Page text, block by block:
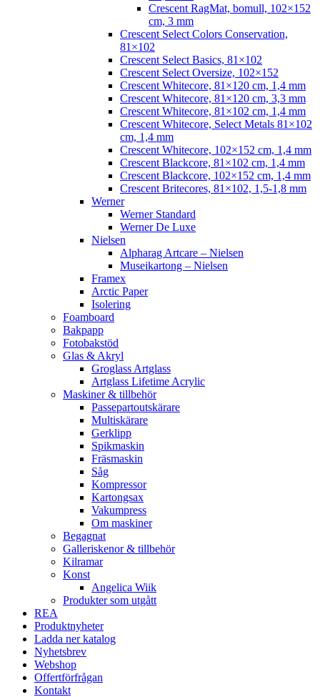
Crescent RagMat, bomull, 102×152
cm, 3 mm
Crescent Select Colors Conservation,
81×102
Crescent Select Basics, 81×102
Crescent Select Oversize, 102×152
Crescent Whitecore, 81×120 cm, 1,4 mm
Crescent Whitecore, 81×120 cm, 3,3 mm
Crescent Whitecore, 81×102 cm, 1,4 mm
Crescent Whitecore, Select Metals 81×102
cm, 1,4 mm
Crescent Whitecore, 102×152 cm, 1,4 mm
Crescent Blackcore, 81×102 cm, 1,4 mm
Crescent Blackcore, 102×152 cm, 1,4 mm
Crescent Britecores, 81×102, 1,5-1,8 mm
Werner
Werner Standard
Werner De Luxe
Nielsen
Alpharag Artcare – Nielsen
Museikartong – Nielsen
Framex
Arctic Paper
Isolering
Foamboard
Bakpapp
Fotobakstöd
Glas & Akryl
Groglass Artglass
Artglass Lifetime Acrylic
Maskiner & tillbehör
Passepartoutskärare
Multiskärare
Gerklipp
Spikmaskin
Fräsmaskin
Såg
Kompressor
Kartongsax
Vakumpress
Om maskiner
Begagnat
Galleriskenor & tillbehör
Kilramar
Konst
Angelica Wiik
Produkter som utgått
REA
Produktnyheter
Ladda ner katalog
Nyhetsbrev
Webshop
Offertförfrågan
Kontakt